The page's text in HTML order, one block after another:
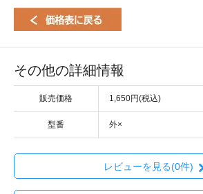
その他の詳細情報
販売価格 1,650円(税込)
型番 外×
レビューを見る(0件)